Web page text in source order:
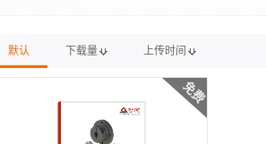
默认 下载量 上传时间